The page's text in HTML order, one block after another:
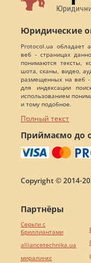
Юридические
Protocol.ua обладает
веб - страницах
понимаются тексты,
шота, сканы, видео,
размещенных на веб -
для индексации
использованием
и тому подобное.
Полный текст
Приймаємо до
Copyright © 2014-
Партнёры
Серьги с
бриллиантами
alliancetechnika.ua
миралинкс